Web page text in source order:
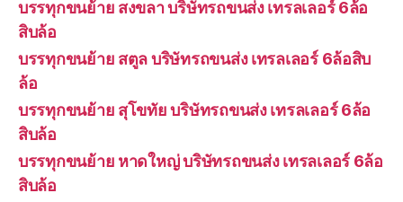
บรรทุกขนย้าย สงขลา บริษัทรถขนส่ง เทรลเลอร์ 6ล้อ
สิบล้อ
บรรทุกขนย้าย สตูล บริษัทรถขนส่ง เทรลเลอร์ 6ล้อสิบ
ล้อ
บรรทุกขนย้าย สุโขทัย บริษัทรถขนส่ง เทรลเลอร์ 6ล้อ
สิบล้อ
บรรทุกขนย้าย หาดใหญ่ บริษัทรถขนส่ง เทรลเลอร์ 6ล้อ
สิบล้อ